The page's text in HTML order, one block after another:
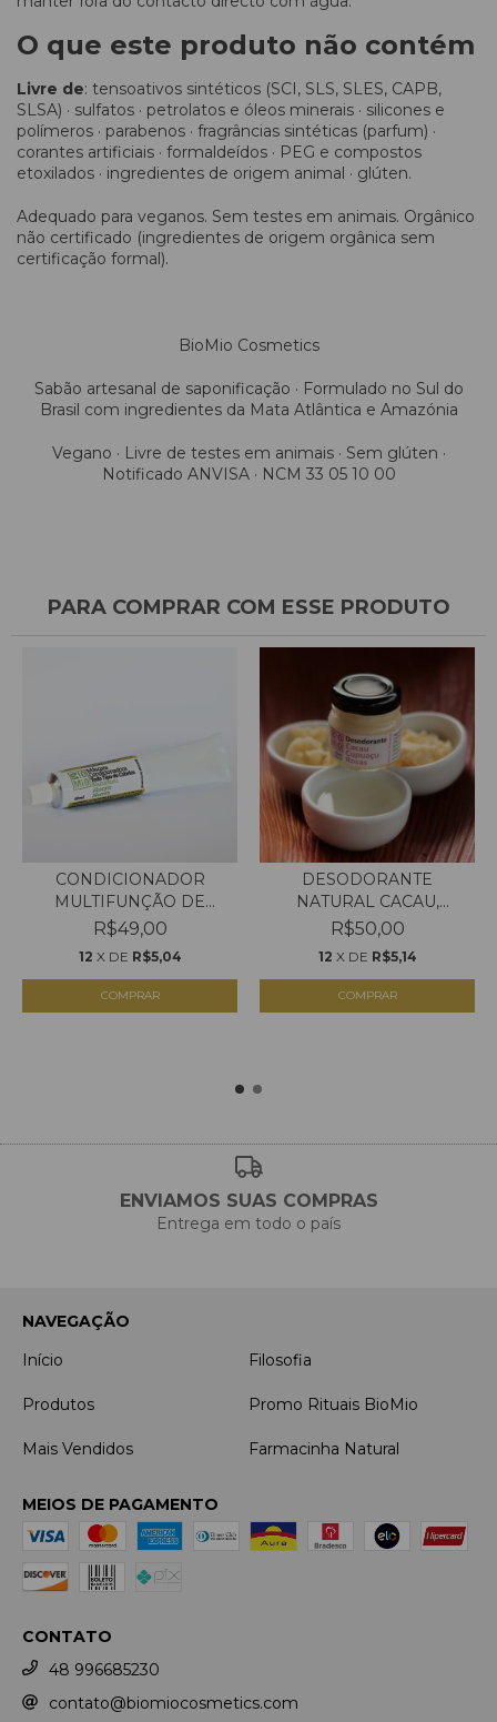
O que este produto não contém
Livre de: tensoativos sintéticos (SCI, SLS, SLES, CAPB,
SLSA) · sulfatos · petrolatos e óleos minerais · silicones e
polímeros · parabenos · fragrâncias sintéticas (parfum) ·
corantes artificiais · formaldeídos · PEG e compostos
etoxilados · ingredientes de origem animal · glúten.
Adequado para veganos. Sem testes em animais. Orgânico
não certificado (ingredientes de origem orgânica sem
certificação formal).
BioMio Cosmetics
Sabão artesanal de saponificação · Formulado no Sul do
Brasil com ingredientes da Mata Atlântica e Amazónia
Vegano · Livre de testes em animais · Sem glúten ·
Notificado ANVISA · NCM 33 05 10 00
PARA COMPRAR COM ESSE PRODUTO
CONDICIONADOR
MULTIFUNÇÃO DE
MURUMURU- T...
R$49,00
12 X DE R$5,04
COMPRAR
DESODORANTE
NATURAL CACAU,
CUPUAÇU E ROS...
R$50,00
12 X DE R$5,14
COMPRAR
ENVIAMOS SUAS COMPRAS
Entrega em todo o país
NAVEGAÇÃO
Início
Filosofia
Produtos Promo Rituais BioMio
Mais Vendidos Farmacinha Natural
MEIOS DE PAGAMENTO
CONTATO
48 996685230
contato@biomiocosmetics.com